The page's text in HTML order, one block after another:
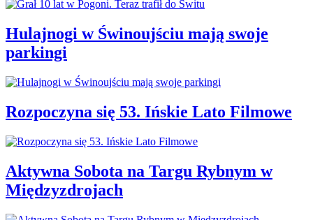
Hulajnogi w Świnoujściu mają swoje
parkingi
Rozpoczyna się 53. Ińskie Lato Filmowe
Aktywna Sobota na Targu Rybnym w
Międzyzdrojach